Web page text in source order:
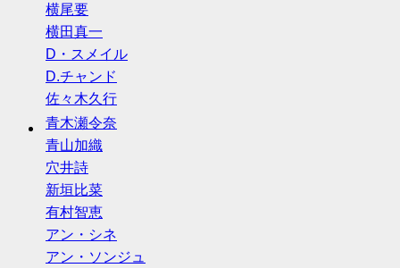
横尾要
横田真一
D・スメイル
D.チャンド
佐々木久行
青木瀬令奈
青山加織
穴井詩
新垣比菜
有村智恵
アン・シネ
アン・ソンジュ